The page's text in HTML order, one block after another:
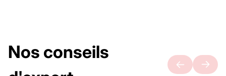
Nos conseils